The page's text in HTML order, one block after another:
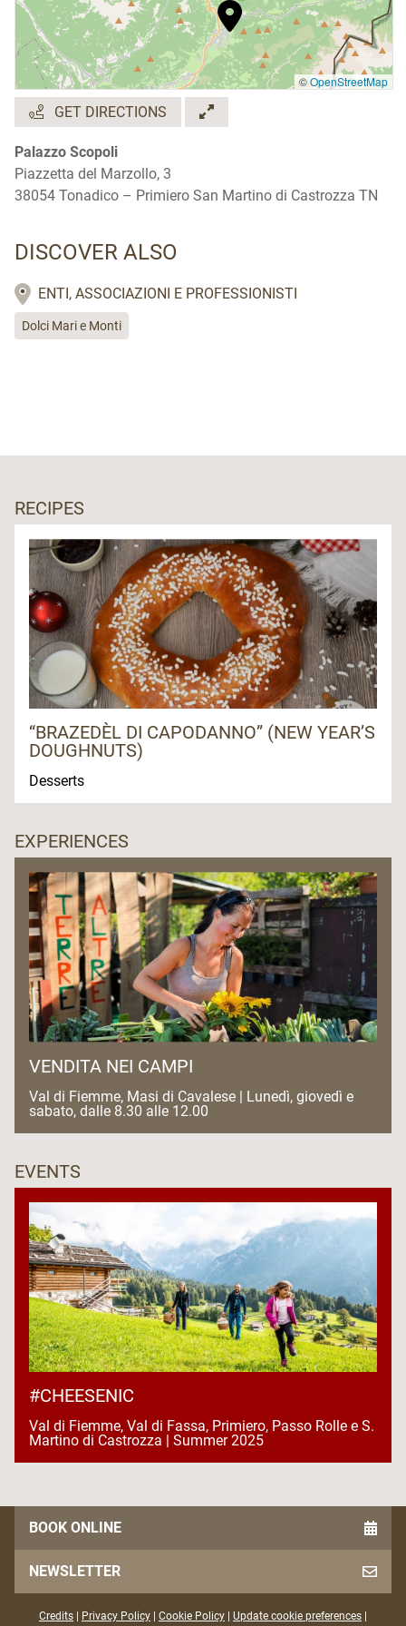
©OpenStreetMap
GET DIRECTIONS
Palazzo Scopoli
Piazzetta del Marzollo, 3
38054 Tonadico – Primiero San Martino di Castrozza TN
DISCOVER ALSO
ENTI, ASSOCIAZIONI E PROFESSIONISTI
Dolci Mari e Monti
RECIPES
“BRAZEDÈL DI CAPODANNO” (NEW YEAR’S
DOUGHNUTS)
Desserts
EXPERIENCES
VENDITA NEI CAMPI
Val di Fiemme, Masi di Cavalese | Lunedì, giovedì e
sabato, dalle 8.30 alle 12.00
EVENTS
#CHEESENIC
Val di Fiemme, Val di Fassa, Primiero, Passo Rolle e S.
Martino di Castrozza | Summer 2025
BOOK ONLINE
NEWSLETTER
Credits Privacy Policy Cookie Policy Update cookie preferences